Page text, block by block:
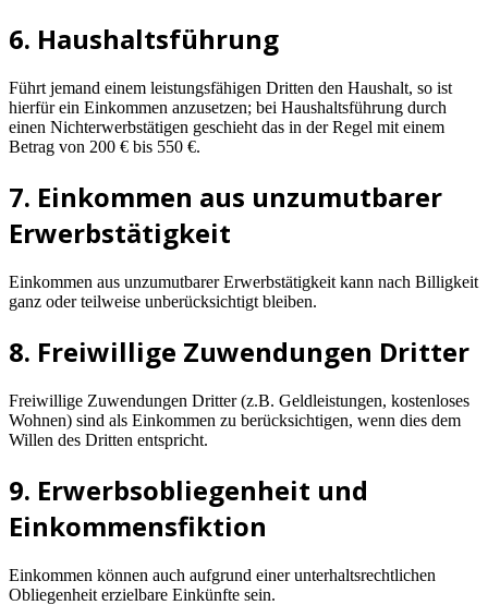
6. Haushaltsführung
Führt jemand einem leistungsfähigen Dritten den Haushalt, so ist
hierfür ein Einkommen anzusetzen; bei Haushaltsführung durch
einen Nichterwerbstätigen geschieht das in der Regel mit einem
Betrag von 200 € bis 550 €.
7. Einkommen aus unzumutbarer
Erwerbstätigkeit
Einkommen aus unzumutbarer Erwerbstätigkeit kann nach Billigkeit
ganz oder teilweise unberücksichtigt bleiben.
8. Freiwillige Zuwendungen Dritter
Freiwillige Zuwendungen Dritter (z.B. Geldleistungen, kostenloses
Wohnen) sind als Einkommen zu berücksichtigen, wenn dies dem
Willen des Dritten entspricht.
9. Erwerbsobliegenheit und
Einkommensfiktion
Einkommen können auch aufgrund einer unterhaltsrechtlichen
Obliegenheit erzielbare Einkünfte sein.